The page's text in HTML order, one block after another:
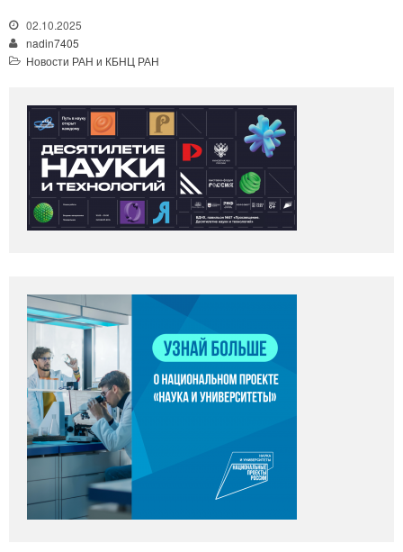
02.10.2025
nadin7405
Новости РАН и КБНЦ РАН